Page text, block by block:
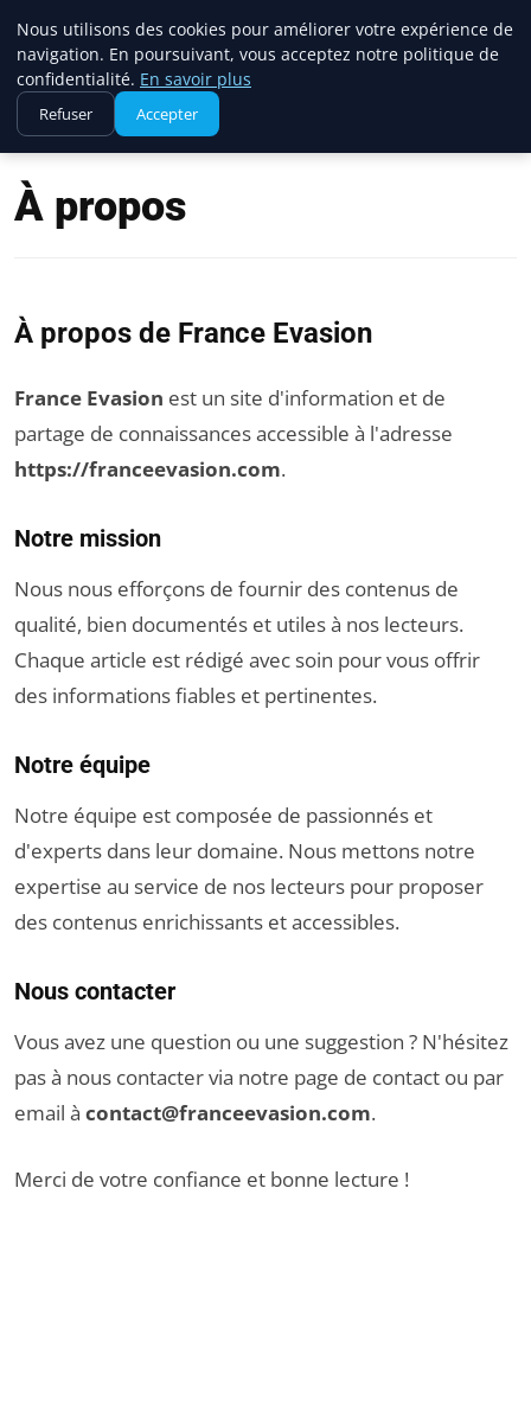
France Evasion
À propos
À propos de France Evasion
France Evasion est un site d'information et de
partage de connaissances accessible à l'adresse
https://franceevasion.com.
Notre mission
Nous nous efforçons de fournir des contenus de
qualité, bien documentés et utiles à nos lecteurs.
Chaque article est rédigé avec soin pour vous offrir
des informations fiables et pertinentes.
Notre équipe
Notre équipe est composée de passionnés et
d'experts dans leur domaine. Nous mettons notre
expertise au service de nos lecteurs pour proposer
des contenus enrichissants et accessibles.
Nous contacter
Vous avez une question ou une suggestion ? N'hésitez
pas à nous contacter via notre page de contact ou par
email à contact@franceevasion.com.
Merci de votre confiance et bonne lecture !
Nous utilisons des cookies pour améliorer votre expérience de
navigation. En poursuivant, vous acceptez notre politique de
confidentialité. En savoir plus
Refuser Accepter